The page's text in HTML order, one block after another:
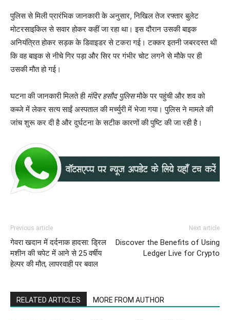
पुलिस से मिली प्रारंभिक जानकारी के अनुसार, निखिल तेज रफ्तार बुलेट
मोटरसाइकिल से सवार होकर कहीं जा रहा था। इस दौरान उसकी बाइक
अनियंत्रित होकर सड़क के डिवाइडर से टकरा गई। टक्कर इतनी जबरदस्त थी
कि वह बाइक से नीचे गिर पड़ा और सिर पर गंभीर चोट लगने से मौके पर ही
उसकी मौत हो गई।
घटना की जानकारी मिलते ही मंदिर हसौद पुलिसमौके पर पहुंची और शव को
कब्जे में लेकर सत्य साईं अस्पताल की मर्च्युरी में भेजा गया। पुलिस ने मामले की
जांच शुरू कर दी है और दुर्घटना के सटीक कारणों की पुष्टि की जा रही है।
Previous article
गेवरा खदान में दर्दनाक हादसा: ड्रिल
मशीन की चपेट में आने से 25 वर्षीय
हेल्पर की मौत, लापरवाही पर बवाल
Next article
Discover the Benefits of Using
Ledger Live for Crypto
RELATED ARTICLES MORE FROM AUTHOR